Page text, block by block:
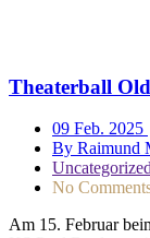
Theaterball
09 Feb. 2025
By Raimund
Uncategorized
No
Am 15. Februar